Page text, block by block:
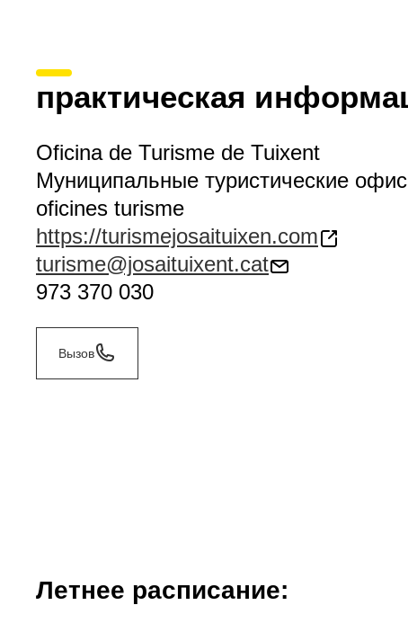
практическая
Oficina de Turisme de Tuixent
Муниципальные туристические
oficines turisme
https://turismejosaituixen.com
turisme@josaituixent.cat
973 370 030
Вызов
Летнее расписание: